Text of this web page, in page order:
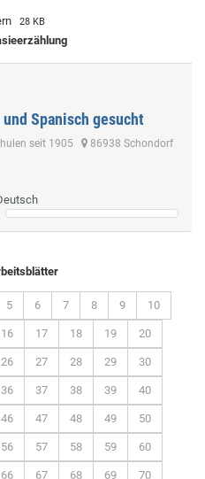
28 KB
Spanisch gesucht
seit 1905
86938 Schondorf
5 6 7 8 9 10
16 17 18 19 20
26 27 28 29 30
36 37 38 39 40
46 47 48 49 50
56 57 58 59 60
66 67 68 69 70